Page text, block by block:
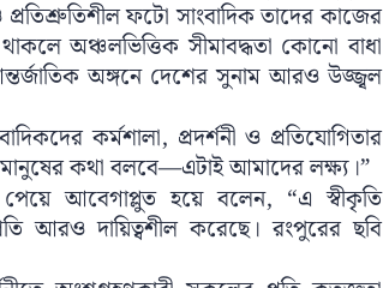
ফটো সাংবাদিক তাদের কাজের
অঞ্চলভিত্তিক সীমাবদ্ধতা কোনো বাধা
অঙ্গনে দেশের সুনাম আরও উজ্জ্বল
কর্মশালা, প্রদর্শনী ও প্রতিযোগিতার
কথা বলবে—এটাই আমাদের লক্ষ্য।”
আবেগাপ্লুত হয়ে বলেন, “এ স্বীকৃতি
আরও দায়িত্বশীল করেছে। রংপুরের ছবি